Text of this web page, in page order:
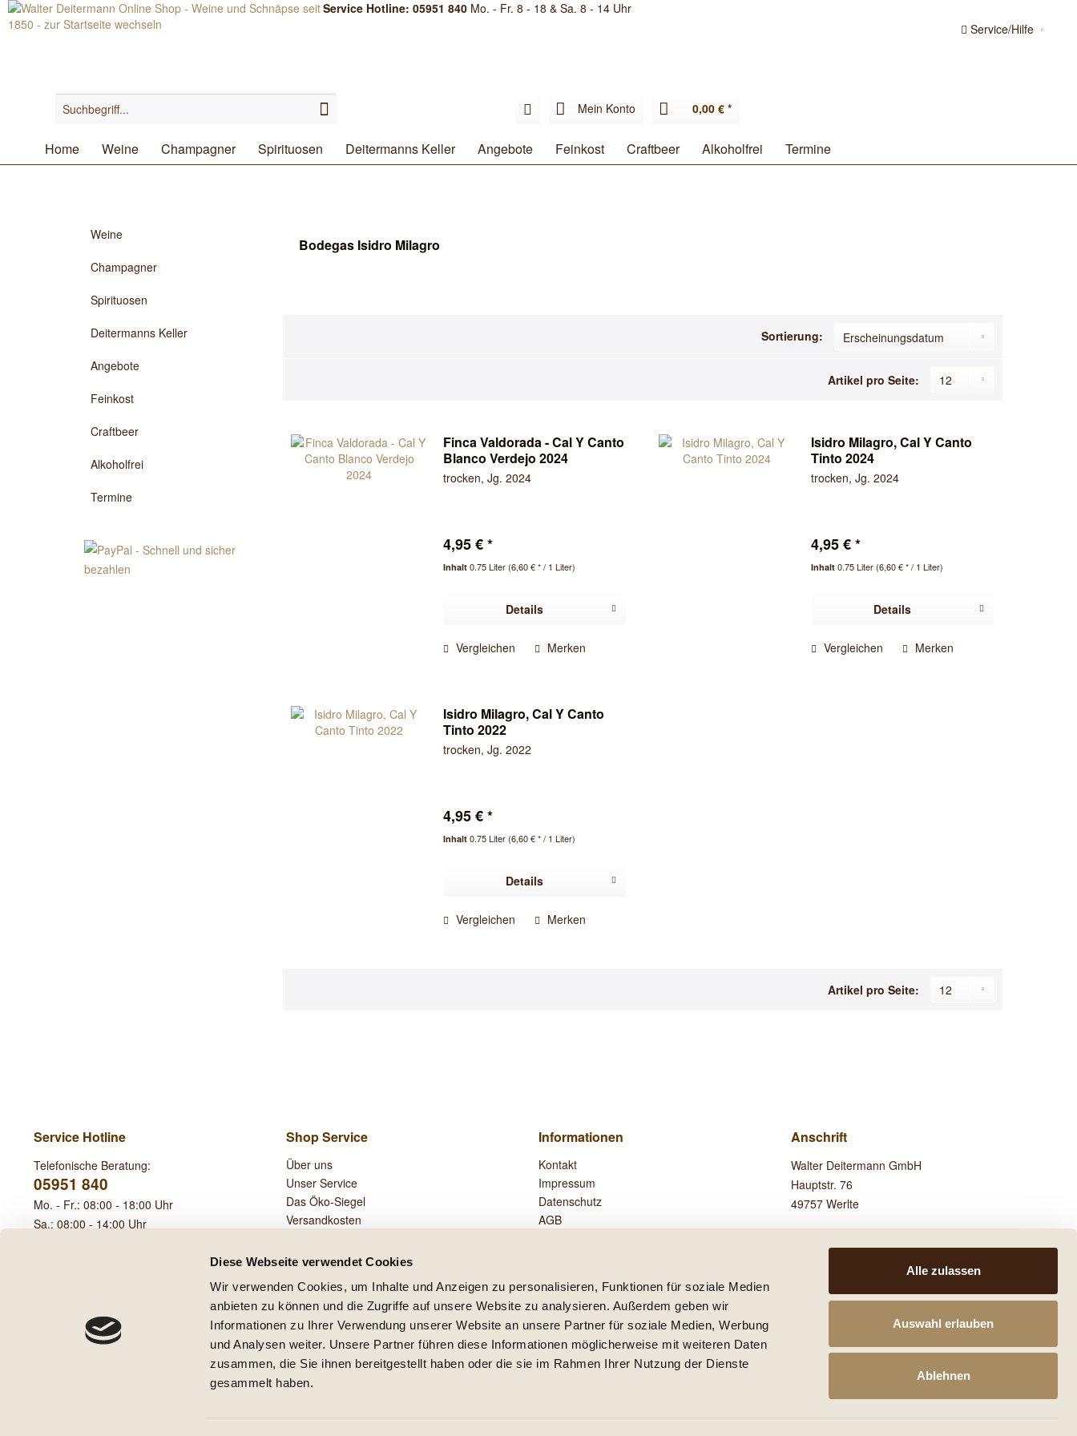
Diese Webseite verwendet Cookies
Wir verwenden Cookies, um Inhalte und Anzeigen zu personalisieren, Funktionen für soziale Medien
anbieten zu können und die Zugriffe auf unsere Website zu analysieren. Außerdem geben wir
Informationen zu Ihrer Verwendung unserer Website an unsere Partner für soziale Medien, Werbung
und Analysen weiter. Unsere Partner führen diese Informationen möglicherweise mit weiteren Daten
zusammen, die Sie ihnen bereitgestellt haben oder die sie im Rahmen Ihrer Nutzung der Dienste
gesammelt haben.
Alle zulassen
Auswahl erlauben
Ablehnen
Service Hotline: 05951 840 Mo. - Fr. 8 - 18 & Sa. 8 - 14 Uhr
Service/Hilfe
Mein Konto 0,00 € *
Home Weine Champagner Spirituosen Deitermanns Keller Angebote Feinkost Craftbeer Alkoholfrei Termine
Weine
Champagner
Spirituosen
Deitermanns Keller
Angebote
Feinkost
Craftbeer
Alkoholfrei
Termine
Bodegas Isidro Milagro
Sortierung:
Artikel pro Seite:
Finca Valdorada - Cal Y Canto
Blanco Verdejo 2024
trocken, Jg. 2024
4,95 € *
Inhalt0.75 Liter(6,60 € * / 1 Liter)
Details
Vergleichen Merken
Isidro Milagro, Cal Y Canto
Tinto 2024
trocken, Jg. 2024
4,95 € *
Inhalt0.75 Liter(6,60 € * / 1 Liter)
Details
Vergleichen Merken
Isidro Milagro, Cal Y Canto
Tinto 2022
trocken, Jg. 2022
4,95 € *
Inhalt0.75 Liter(6,60 € * / 1 Liter)
Details
Vergleichen Merken
Artikel pro Seite:
Service Hotline
Telefonische Beratung:
05951 840
Mo. - Fr.: 08:00 - 18:00 Uhr
Sa.: 08:00 - 14:00 Uhr
Shop Service
Über uns
Unser Service
Das Öko-Siegel
Versandkosten
Informationen
Kontakt
Impressum
Datenschutz
AGB
Vertrag widerrufen
Anschrift
Walter Deitermann GmbH
Hauptstr. 76
49757 Werlte
* Alle Preise inkl. gesetzl. Mehrwertsteuer zzgl.Versandkostenund ggf. Nachnahmegebühren, wenn nicht anders beschrieben.
** Gilt für Lieferungen innerhalb Deutschlands, Lieferzeiten für andere Länder entnehmen Sie bitte der Schaltfläche mit den Versandinformationen.